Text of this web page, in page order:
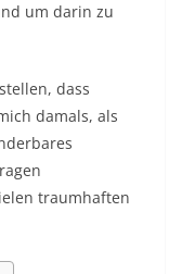
um darin zu
dass
damals, als
traumhaften